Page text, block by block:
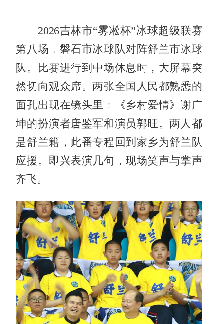
2026吉林市“雾凇杯”冰球超级联赛
第八场，磐石市冰球队对阵舒兰市冰球
队。比赛进行到中场休息时，大屏幕突
然切向观众席。两张全国人民都熟悉的
面孔出现在镜头里：《乡村爱情》谢广
坤的扮演者唐鉴军和演员郭旺。两人都
是舒兰籍，此番专程回到家乡为舒兰队
应援。即兴表演几句，现场笑声与掌声
齐飞。